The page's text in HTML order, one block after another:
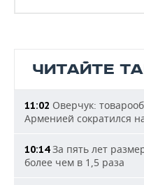
ЧИТАЙТЕ
11:02 Оверчук:
Арменией сократился
10:14За пять лет
более чем в 1,5 раза